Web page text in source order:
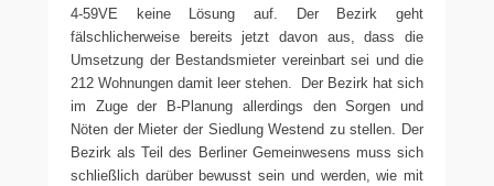
4-59VE keine Lösung auf. Der Bezirk geht
fälschlicherweise bereits jetzt davon aus, dass die
Umsetzung der Bestandsmieter vereinbart sei und die
212 Wohnungen damit leer stehen. Der Bezirk hat sich
im Zuge der B-Planung allerdings den Sorgen und
Nöten der Mieter der Siedlung Westend zu stellen. Der
Bezirk als Teil des Berliner Gemeinwesens muss sich
schließlich darüber bewusst sein und werden, wie mit